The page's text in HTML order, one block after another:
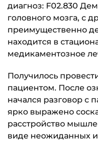
диагноз: F02.830
головного мозга, с
преимущественно
находится в
медикаментозное
Получилось
пациентом. После
начался разговор с
ярко выражено
расстройство
виде неожиданных